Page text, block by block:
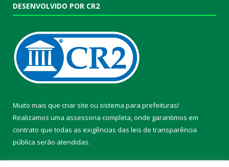
DESENVOLVIDO POR CR2
Muito mais que criar site ou sistema para prefeituras!
Realizamos uma assessoria completa, onde garantimos em
contrato que todas as exigências das leis de transparência
pública serão atendidas.